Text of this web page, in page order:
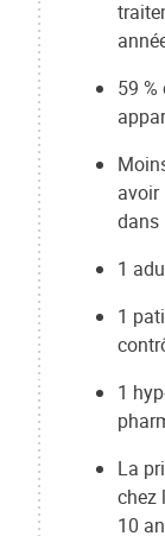
59
avoir
dans
1
1
1
La
chez
10